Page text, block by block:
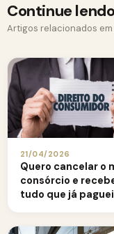
Continue
Artigos relacionados em
21/04/2026
Quero cancelar o
consórcio e
tudo que já